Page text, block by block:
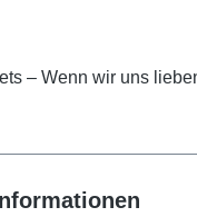
– Wenn wir uns